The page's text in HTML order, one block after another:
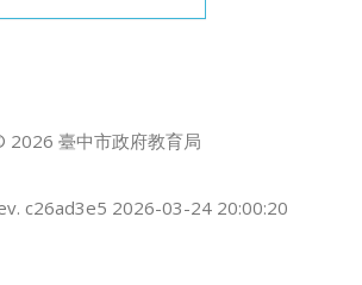
2026 臺中市政府教育局
c26ad3e5 2026-03-24 20:00:20